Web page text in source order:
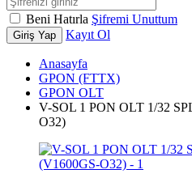
Beni Hatırla Şifremi Unuttum
Giriş Yap Kayıt Ol
Anasayfa
GPON (FTTX)
GPON OLT
V-SOL 1 PON OLT 1/32
O32)